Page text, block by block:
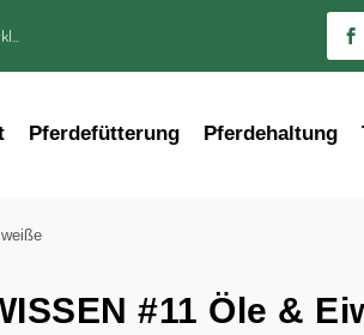
Pferdefütterung Pferdehaltung
#11 Öle &